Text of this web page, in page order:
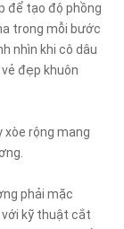
để tạo độ phồng
trong mỗi bước
nhìn khi cô dâu
đẹp khuôn
xòe rộng mang
phải mặc
với kỹ thuật cắt